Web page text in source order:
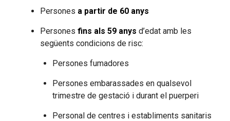
Persones a partir de 60 anys
Persones fins als 59 anys d’edat amb les
següents condicions de risc:
Persones fumadores
Persones embarassades en qualsevol
trimestre de gestació i durant el puerperi
Personal de centres i establiments sanitaris